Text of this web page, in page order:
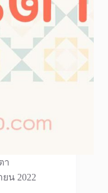
า
น 2022